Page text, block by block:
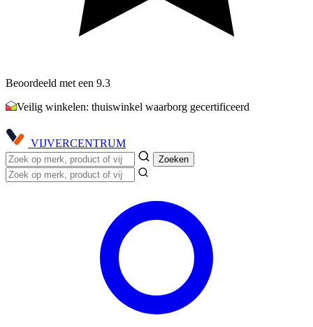
Beoordeeld met een 9.3
Veilig winkelen: thuiswinkel waarborg gecertificeerd
VIJVERCENTRUM
Zoeken